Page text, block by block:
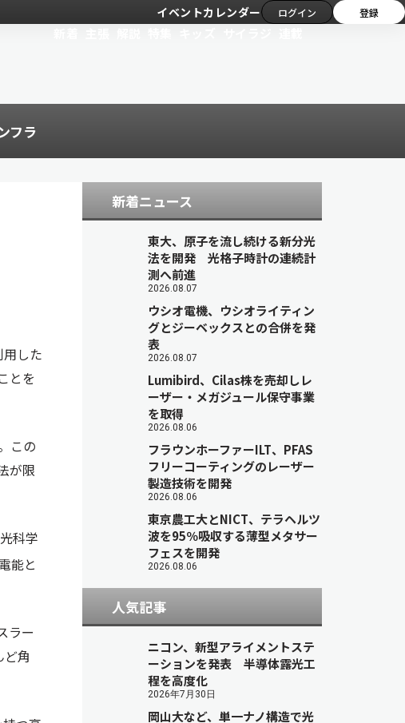
イベントカレンダー ログイン 登録
フラ
した
とを
この
が限
科学
能と
ラー
角
新着ニュース
東大、原子を流し続ける新分光
法を開発 光格子時計の連続計
測へ前進
2026.08.07
ウシオ電機、ウシオライティン
グとジーベックスとの合併を発
表
2026.08.07
Lumibird、Cilas株を売却しレ
ーザー・メガジュール保守事業
を取得
2026.08.06
フラウンホーファーILT、PFAS
フリーコーティングのレーザー
製造技術を開発
2026.08.06
東京農工大とNICT、テラヘルツ
波を95％吸収する薄型メタサー
フェスを開発
2026.08.06
人気記事
ニコン、新型アライメントステ
ーションを発表 半導体露光工
程を高度化
2026年7月30日
岡山大など、単一ナノ構造で光